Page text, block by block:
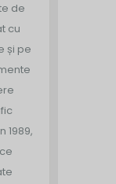
de
cu
și pe
1989,